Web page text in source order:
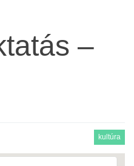
–
kultúra